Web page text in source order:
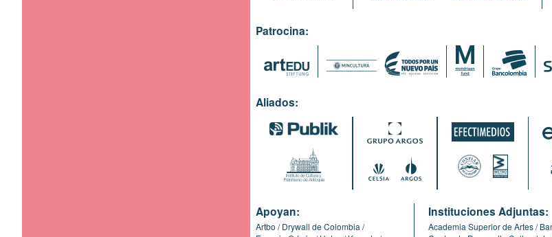
Patrocina:
Aliados:
Apoyan:
Artbo
Drywall de Colombia
Instituciones Adjuntas:
Academia Superior de Artes